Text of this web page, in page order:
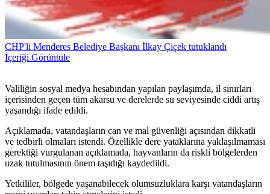
CHP'li Menderes Belediye Başkanı İlkay Çiçek tutuklandı
İçeriği Görüntüle
Valiliğin sosyal medya hesabından yapılan paylaşımda, il sınırları
içerisinden geçen tüm akarsu ve derelerde su seviyesinde ciddi artış
yaşandığı ifade edildi.
Açıklamada, vatandaşların can ve mal güvenliği açısından dikkatli
ve tedbirli olmaları istendi. Özellikle dere yataklarına yaklaşılmaması
gerektiği vurgulanan açıklamada, hayvanların da riskli bölgelerden
uzak tutulmasının önem taşıdığı kaydedildi.
Yetkililer, bölgede yaşanabilecek olumsuzluklara karşı vatandaşların